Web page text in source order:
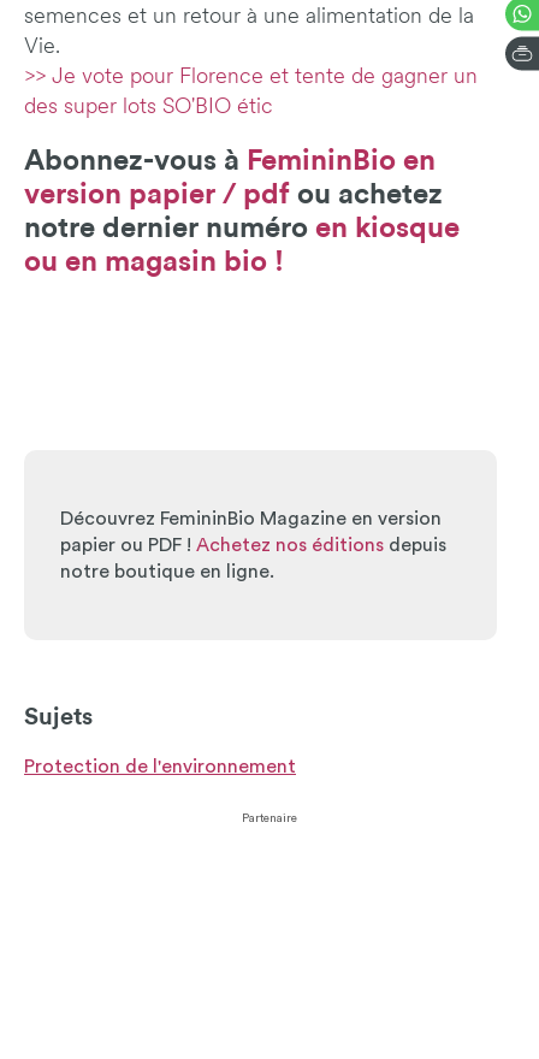
semences et un retour à une alimentation de la
Vie.
>> Je vote pour Florence et tente de gagner un
des super lots SO'BIO étic
Abonnez-vous à FemininBio en
version papier / pdf ou achetez
notre dernier numéro en kiosque
ou en magasin bio !
Découvrez FemininBio Magazine en version
papier ou PDF ! Achetez nos éditions depuis
notre boutique en ligne.
Sujets
Protection de l'environnement
Partenaire